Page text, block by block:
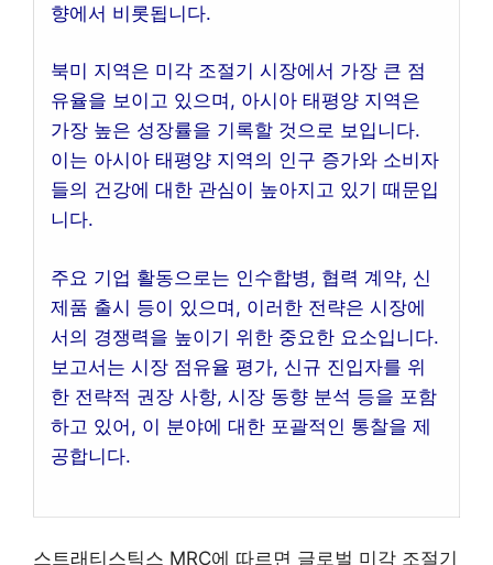
향에서 비롯됩니다.
북미 지역은 미각 조절기 시장에서 가장 큰 점
유율을 보이고 있으며, 아시아 태평양 지역은
가장 높은 성장률을 기록할 것으로 보입니다.
이는 아시아 태평양 지역의 인구 증가와 소비자
들의 건강에 대한 관심이 높아지고 있기 때문입
니다.
주요 기업 활동으로는 인수합병, 협력 계약, 신
제품 출시 등이 있으며, 이러한 전략은 시장에
서의 경쟁력을 높이기 위한 중요한 요소입니다.
보고서는 시장 점유율 평가, 신규 진입자를 위
한 전략적 권장 사항, 시장 동향 분석 등을 포함
하고 있어, 이 분야에 대한 포괄적인 통찰을 제
공합니다.
스트래티스틱스 MRC에 따르면 글로벌 미각 조절기